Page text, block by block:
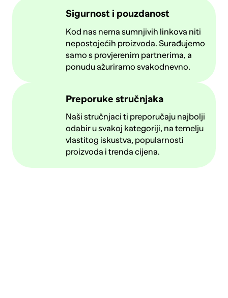
Sigurnost i pouzdanost
Kod nas nema sumnjivih linkova niti
nepostojećih proizvoda. Surađujemo
samo s provjerenim partnerima, a
ponudu ažuriramo svakodnevno.
Preporuke stručnjaka
Naši stručnjaci ti preporučaju najbolji
odabir u svakoj kategoriji, na temelju
vlastitog iskustva, popularnosti
proizvoda i trenda cijena.